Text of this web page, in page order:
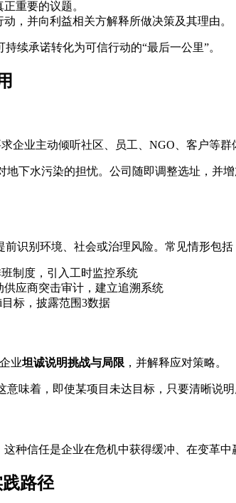
重要的议题。
动，并向利益相关方解释所做决策及其理由。
续承诺转化为可信行动的“最后一公里”。
企业主动倾听社区、员工、NGO、客户等群
下水污染的担忧。公司随即调整选址，并
识别环境、社会或治理风险。常见情形包括
制度，引入工时监控系统
应商突击审计，建立追溯系统
标，披露范围3数据
业坦诚说明挑战与局限 ，并解释应对策略。
味着，即使某项目未达目标，只要清晰说
种信任是企业在危机中获得缓冲、在变革中
路径